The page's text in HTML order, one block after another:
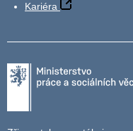
Kariéra